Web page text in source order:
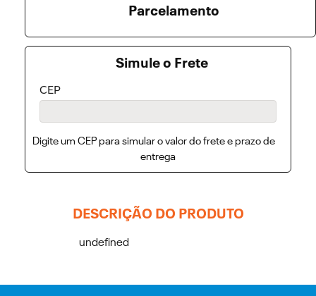
Parcelamento
Simule o Frete
CEP
Digite um CEP para simular o valor do frete e prazo de
entrega
DESCRIÇÃO DO PRODUTO
undefined